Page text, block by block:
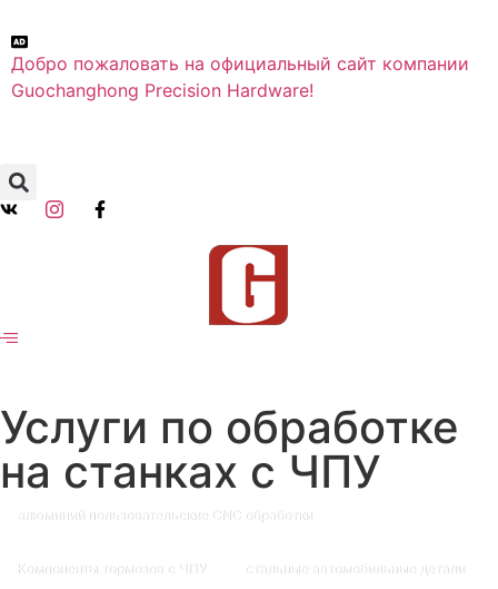
Добро пожаловать на официальный сайт компании
Guochanghong Precision Hardware!
Услуги по обработке
на станках с ЧПУ
алюминий пользовательские CNC обработки
Компоненты тормозов с ЧПУ стальные автомобильные детали